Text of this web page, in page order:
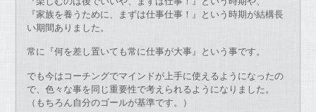
『家族を養うために、まずは仕事仕事！』という時期が結構長
い期間ありました。
常に『何を差し置いても常に仕事が大事』という事です。
でも今はコーチングでマインドが上手に使えるようになったの
で、色々な事を同じ重要性で考えられるようになりました。
（もちろん自分のゴールが基準です。）